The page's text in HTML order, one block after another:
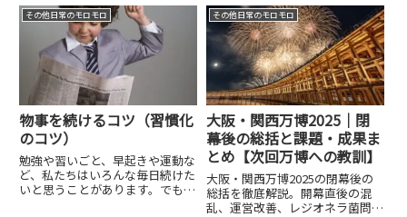
チケットの取りやすさ、アクセス
の課題と改善をわかりやすく解説
します。
ト…。個人的にもあまり楽しい1
年じゃなかったし…。でも、頑張
っていれば必ずいいことがある
と、希望を持って来年に向けて頑
張...
その他日常のモロモロ
物事を続けるコツ（習慣化
のコツ）
勉強や習いごと、早起きや運動な
ど、私たちはいろんな毎日続けた
いと思うことがあります。でも、
その他日常のモロモロ
大阪・関西万博2025｜閉
幕後の総括と課題・成果ま
とめ【次回万博への教訓】
大阪・関西万博2025の閉幕後の
総括を徹底解説。開幕直後の混
乱、運営改善、レジオネラ菌問